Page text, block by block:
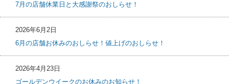
7月の店舗休業日と大感謝祭のおしらせ！
2026年6月2日
6月の店舗お休みのおしらせ！値上げのおしらせ！
2026年4月23日
ゴールデンウイークのお休みのお知らせ！